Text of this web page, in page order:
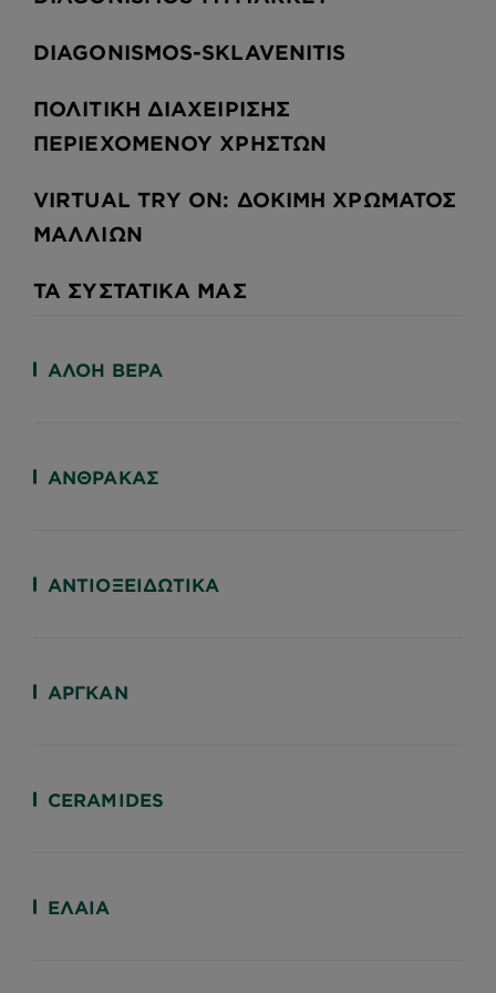
DIAGONISMOS-SKLAVENITIS
ΠΟΛΙΤΙΚΗ ΔΙΑΧΕΙΡΙΣΗΣ
ΠΕΡΙΕΧΟΜΕΝΟΥ ΧΡΗΣΤΩΝ
VIRTUAL TRY ON: ΔΟΚΙΜΉ ΧΡΏΜΑΤΟΣ
ΜΑΛΛΙΏΝ
ΤΑ ΣΥΣΤΑΤΙΚΆ ΜΑΣ
ΑΛΌΗ ΒΈΡΑ
ΆΝΘΡΑΚΑΣ
ΑΝΤΙΟΞΕΙΔΩΤΙΚΆ
ΑΡΓΚΆΝ
CERAMIDES
ΈΛΑΙΑ